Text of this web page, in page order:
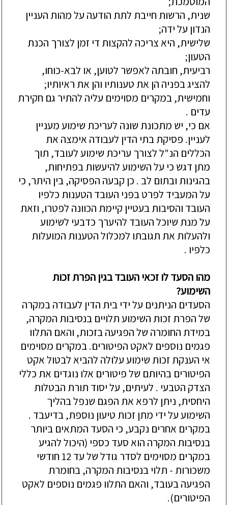
שנית, הרשות חייבת לתת הודעה על מהות העניין
הנדון על ידה;
שלישית, היא צריכה להקצות די זמן לצורך הכנת
הטעון;
רביעית, חובתה לאפשר לטוען, או לבא-כוחו,
להציג בפניה הן את טענותיו והן את ראיותיו;
וחמישית, במקרים מסוימים עליה להתיר גם חקירת
עדים .
אם כי, יש מתכונת שונה לעריכת שימוע מעניין
לעניין. פסיקת בתי הדין לעבודה אימצה את
הכללים הנ"ל לצורך עריכת שימוע לעובד, תוך
מתן דגש כי על השימוע להיעשות בפתיחות,
בהגינות ובתום לב . כן קבעה הפסיקה, בין היתר, כי
על המעביד לפרט בפני העובד הטענות כלפיו
העובד והסיבות בעטיין קיימת הכוונה לפטרו, וזאת
על מנת שיוכל העובד להיערך כדבעי לשימוע
ולהעלות את תגובתו למכלול הטענות המועלות
כלפיו .
מהו הסעד לו זכאי העובד בגין הפרת זכות
השימוע?
הסעדים הניתנים על ידי בית הדין לעבודה במקרה
של הפרת זכות השימוע תלויים בנסיבות המקרה,
במידת החומרה של הפגיעה בזכות, והאם התלוו
פגמים נוספים לאקט הפיטורים. במקרים מסוימים
אי הענקת זכות שימוע עלולה להביא לבטול אקט
הפיטורים בהיותם של פיטורים אלו נוגדים את כללי
הצדק הטבעי . לעיתים, על יסוד תורת הבטלות
היחסית, ניתן לרפא את הפגם שנפל בהליך
השימוע על ידי מתן זכות טיעון נוספת, בדיעבד .
במקרים אחרים נקבע, כי הסעד המתאים ביותר
בנסיבות המקרה הוא סעד כספי (היכול להגיע
במקרים מסוימים לסדר גודל של עד 12 חודשי
משכורות - תלוי בנסיבות המקרה, בחומרת
הפגיעה בעובד, והאם התלוו פגמים נוספים לאקט
הפיטורים).